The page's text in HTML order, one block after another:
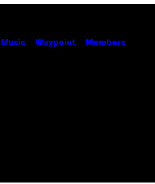
Music Waypoint Members